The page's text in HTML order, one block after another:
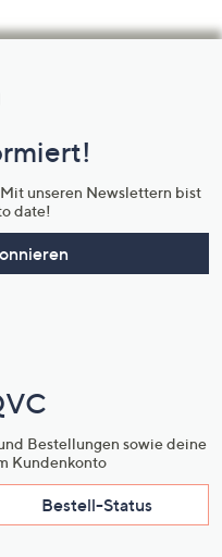
unseren Newslettern bist
date!
Bestellungen sowie deine
Kundenkonto
Bestell-Status